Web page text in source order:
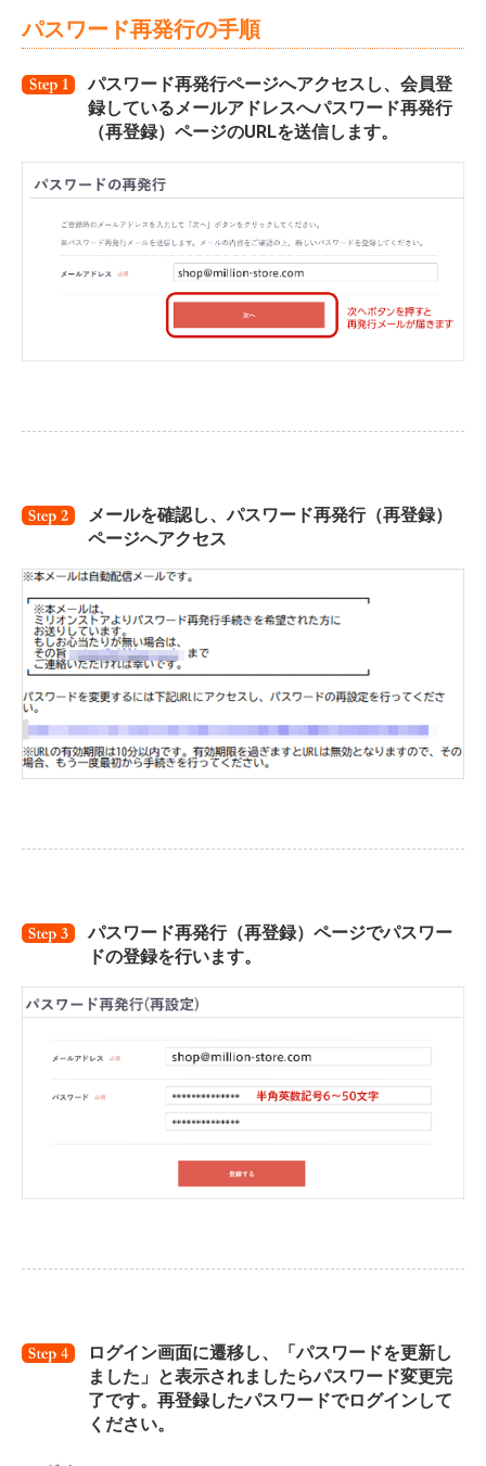
パスワード再発行の手順
パスワード再発行ページへアクセスし、会員登
録しているメールアドレスへパスワード再発行
（再登録）ページのURLを送信します。
メールを確認し、パスワード再発行（再登録）
ページへアクセス
パスワード再発行（再登録）ページでパスワー
ドの登録を行います。
ログイン画面に遷移し、「パスワードを更新し
ました」と表示されましたらパスワード変更完
了です。再登録したパスワードでログインして
ください。